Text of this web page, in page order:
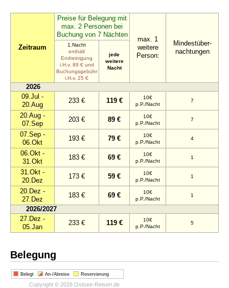
Zeitraum
Preise für Belegung mit
max. 2 Personen bei
Buchung von 7 Nächten
max. 1
weitere
Person:
Mindestüber-
nachtungen
1.Nacht
enthält
Endreinigung
i.H.v. 89 € und
Buchungsgebühr
i.H.v. 25 €
jede
weitere
Nacht
2026
09.Jul -
20.Aug
233 € 119 €
10€
p.P./Nacht
7
20.Aug -
07.Sep
203 € 89 €
10€
p.P./Nacht
7
07.Sep -
06.Okt
193 € 79 €
10€
p.P./Nacht
4
06.Okt -
31.Okt
183 € 69 €
10€
p.P./Nacht
1
31.Okt -
20.Dez
173 € 59 €
10€
p.P./Nacht
1
20.Dez -
27.Dez
183 € 69 €
10€
p.P./Nacht
1
2026/2027
27.Dez -
05.Jan
233 € 119 €
10€
p.P./Nacht
5
Belegung
Belegt An-/Abreise Reservierung
Copyright © 2026 Ostsee-Reisen.de